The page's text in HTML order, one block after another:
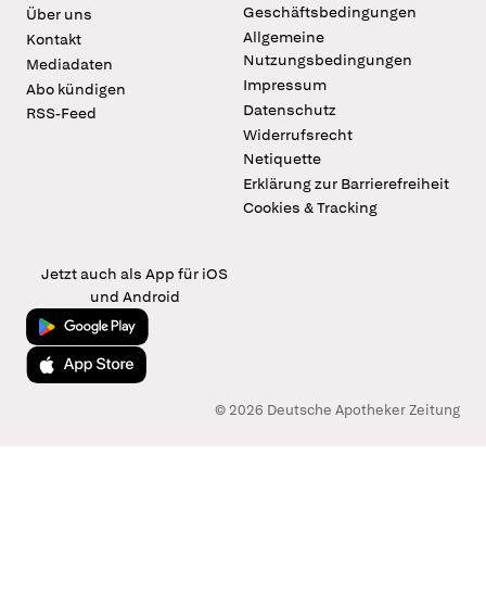
Über uns
Kontakt
Mediadaten
Abo kündigen
RSS-Feed
Geschäftsbedingungen
Allgemeine
Nutzungsbedingungen
Impressum
Datenschutz
Widerrufsrecht
Netiquette
Erklärung zur Barrierefreiheit
Cookies & Tracking
Jetzt auch als App für iOS
und Android
Jetzt bei Google Play
Laden im App Store
© 2026 Deutsche Apotheker Zeitung